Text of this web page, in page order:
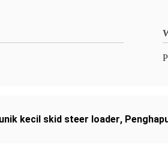
kecil skid steer loader,